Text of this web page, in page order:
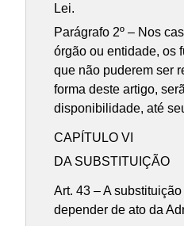
Lei.
Parágrafo 2º – Nos
órgão ou entidade, os
que não puderem ser
forma deste artigo,
disponibilidade, até
CAPÍTULO VI
DA SUBSTITUIÇÃO
Art. 43 – A
depender de ato da